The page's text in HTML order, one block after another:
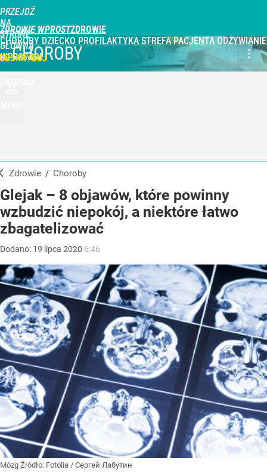
PRZEJDŹ
NA
STRONĘ
GŁÓWNĄ
WPROST.PL
ZDROWIE WPROST
CHOROBY DZIECKO PROFILAKTYKA STREFA PACJENTA ODŻYWIANIE
CHOROBY
Zdrowie / Choroby
Glejak – 8 objawów, które powinny
wzbudzić niepokój, a niektóre łatwo
zbagatelizować
Dodano: 19 lipca 2020 6:46
Mózg Źródło: Fotolia / Сергей Лабутин